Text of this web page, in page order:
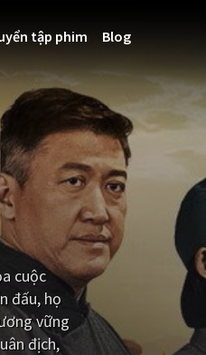
tập phim Blog
cuộc
đấu, họ
vững
địch,